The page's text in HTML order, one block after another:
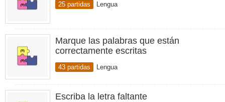
25 partidas Lengua
Marque las palabras que están
correctamente escritas
43 partidas Lengua
Escriba la letra faltante